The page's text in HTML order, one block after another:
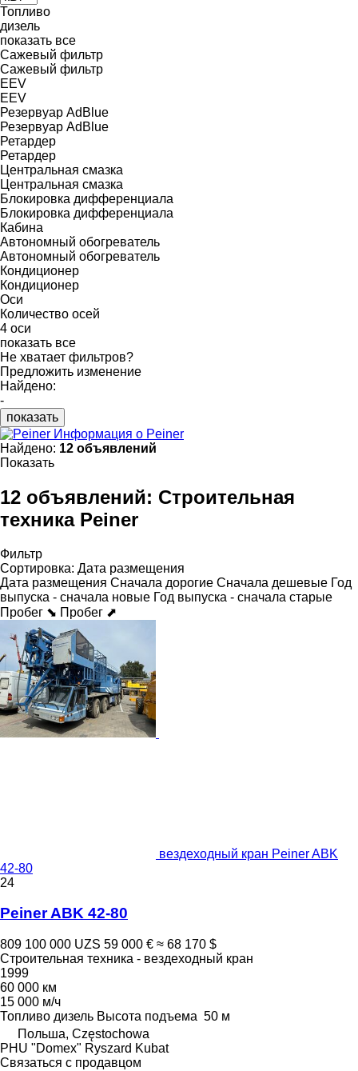
Топливо
дизель
показать все
Сажевый фильтр
Сажевый фильтр
EEV
EEV
Резервуар AdBlue
Резервуар AdBlue
Ретардер
Ретардер
Центральная смазка
Центральная смазка
Блокировка дифференциала
Блокировка дифференциала
Кабина
Автономный обогреватель
Автономный обогреватель
Кондиционер
Кондиционер
Оси
Количество осей
4 оси
показать все
Не хватает фильтров?
Предложить изменение
Найдено:
-
показать
Информация о Peiner
Найдено: 12 объявлений
Показать
12 объявлений: Строительная
техника Peiner
Фильтр
Сортировка: Дата размещения
Дата размещения Сначала дорогие Сначала дешевые Год
выпуска - сначала новые Год выпуска - сначала старые
Пробег ⬊ Пробег ⬈
вездеходный кран Peiner ABK
42-80
24
Peiner ABK 42-80
809 100 000 UZS 59 000 € ≈ 68 170 $
Строительная техника - вездеходный кран
1999
60 000 км
15 000 м/ч
Топливо дизель Высота подъема 50 м
Польша, Częstochowa
PHU "Domex" Ryszard Kubat
Связаться с продавцом